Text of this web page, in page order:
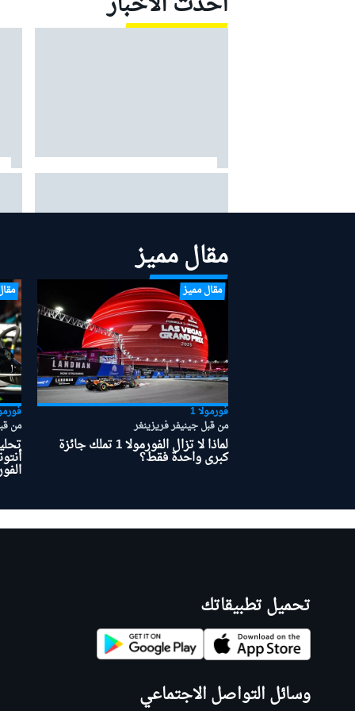
بطولات أخرى
سميدلي: "نوريس موهبة حقيقية"
مقال مميز
مقال مميز
فورمولا 1
من قبل جينيفر فريزينغر
لماذا لا تزال الفورمولا 1 تملك جائزة
كبرى واحدة فقط؟
من
تحميل تطبيقاتك
وسائل التواصل الاجتماعي